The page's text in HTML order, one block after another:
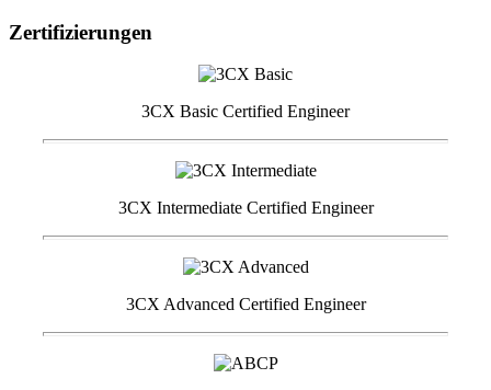
Zertifizierungen
3CX Basic Certified Engineer
3CX Intermediate Certified Engineer
3CX Advanced Certified Engineer